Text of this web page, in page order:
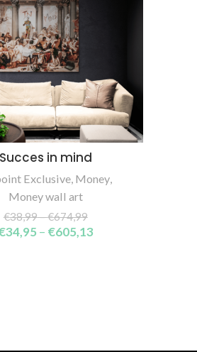
SELECT OPTIONS
Succes in mind
Exclusive, Money,
Money wall art
€38,99–€674,99
34,95 – €605,13